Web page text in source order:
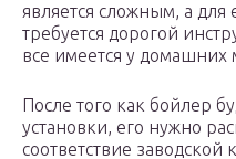
является сложным, а для
требуется дорогой
все имеется у домашних
После того как бойлер
установки, его нужно
соответствие заводской